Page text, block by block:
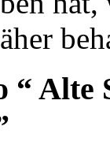
“ Alte